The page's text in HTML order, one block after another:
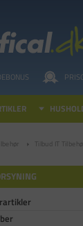
Tilbud IT Tilbehør